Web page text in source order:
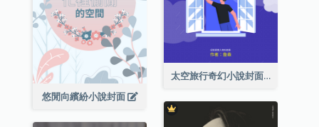
太空旅行奇幻小說封面
悠閒向繽紛小說封面